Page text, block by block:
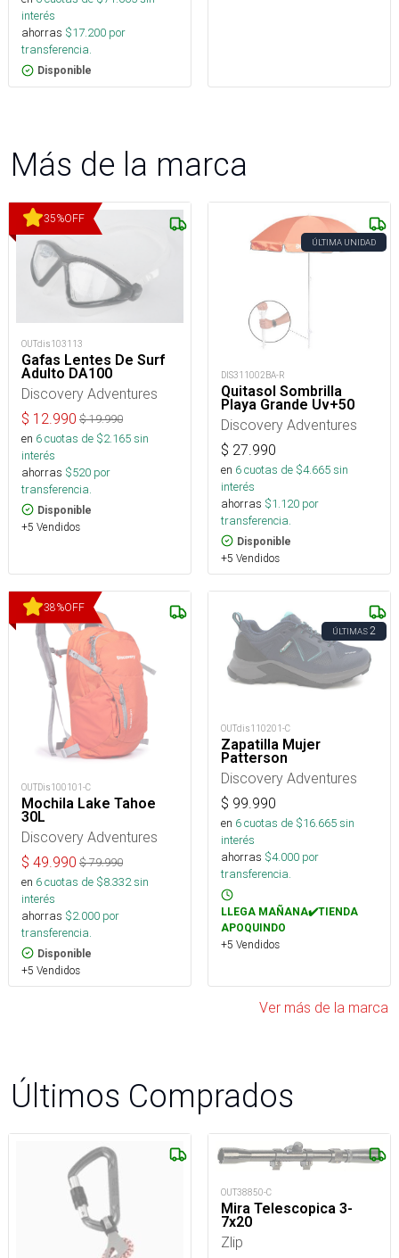
interés
ahorras $17.200 por
transferencia.
Disponible
Más de la marca
35%OFF
OUTdis103113
Gafas Lentes De Surf
Adulto DA100
Discovery Adventures
$ 12.990 $19.990
en 6cuotas de $2.165sin
interés
ahorras $520 por
transferencia.
Disponible
+5 Vendidos
ÚLTIMA UNIDAD
DIS311002BA-R
Quitasol Sombrilla
Playa Grande Uv+50
Discovery Adventures
$ 27.990
en 6cuotas de $4.665sin
interés
ahorras $1.120 por
transferencia.
Disponible
+5 Vendidos
38%OFF
OUTDis100101-C
Mochila Lake Tahoe
30L
Discovery Adventures
$ 49.990 $79.990
en 6cuotas de $8.332sin
interés
ahorras $2.000 por
transferencia.
Disponible
+5 Vendidos
ÚLTIMAS2
OUTdis110201-C
Zapatilla Mujer
Patterson
Discovery Adventures
$ 99.990
en 6cuotas de $16.665sin
interés
ahorras $4.000 por
transferencia.
LLEGA MAÑANA✔️TIENDA
APOQUINDO
+5 Vendidos
Ver más de la marca
Últimos Comprados
OUT38850-C
Mira Telescopica 3-
7x20
Zlip